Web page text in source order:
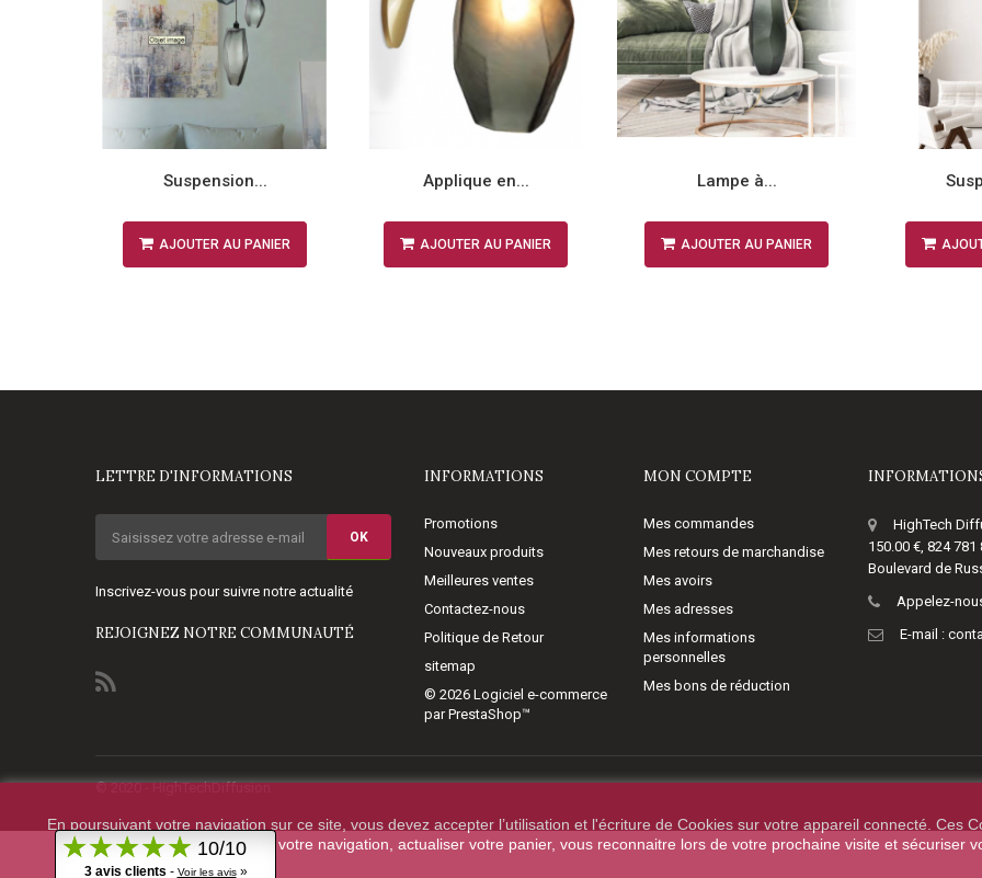
Suspension...
AJOUTER AU PANIER
Applique en...
AJOUTER AU PANIER
Lampe à...
AJOUTER AU PANIER
LETTRE D'INFORMATIONS
OK
Inscrivez-vous pour suivre notre actualité
REJOIGNEZ NOTRE COMMUNAUTÉ
INFORMATIONS
Promotions
Nouveaux produits
Meilleures ventes
Contactez-nous
Politique de Retour
sitemap
© 2026 Logiciel e-commerce
par PrestaShop™
MON COMPTE
Mes commandes
Mes retours de marchandise
Mes avoirs
Mes adresses
Mes informations
personnelles
Mes bons de réduction
HighTech
150.00 €, 824 781
Boulevard de
Appelez-
E-mail :
En poursuivant votre navigation sur ce site, vous devez accepter l’utilisation et l'écriture de Cookies sur votre appareil connecté. Ces
votre navigation, actualiser votre panier, vous reconnaitre lors de votre prochaine visite et sécuriser
© 2020 - HighTechDiffusion.